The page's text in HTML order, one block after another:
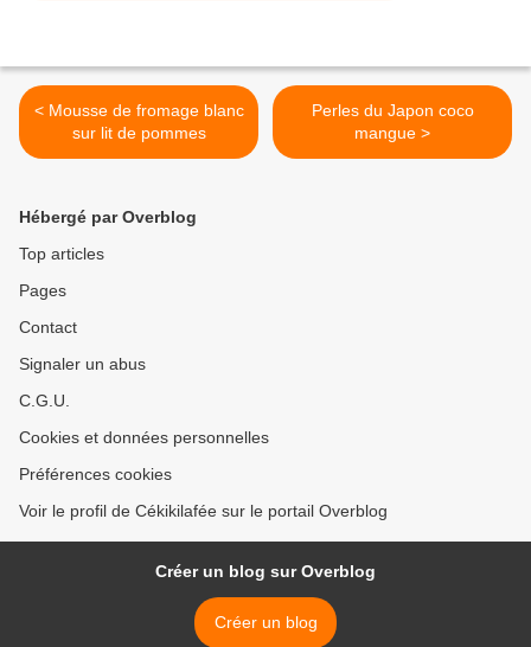
< Mousse de fromage blanc
sur lit de pommes
Perles du Japon coco
mangue >
Hébergé par Overblog
Top articles
Pages
Contact
Signaler un abus
C.G.U.
Cookies et données personnelles
Préférences cookies
Voir le profil de Cékikilafée sur le portail Overblog
Créer un blog sur Overblog
Créer un blog